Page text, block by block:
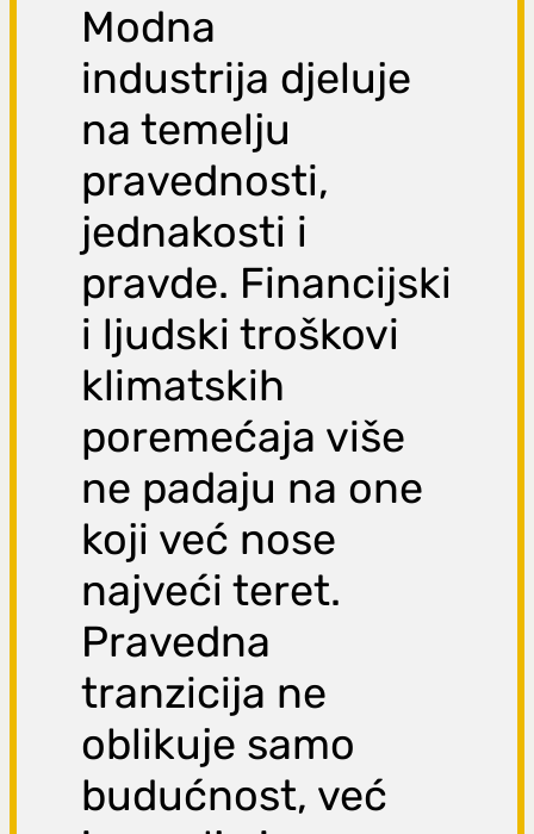
Modna
industrija djeluje
na temelju
pravednosti,
jednakosti i
pravde. Financijski
i ljudski troškovi
klimatskih
poremećaja više
ne padaju na one
koji već nose
najveći teret.
Pravedna
tranzicija ne
oblikuje samo
budućnost, već